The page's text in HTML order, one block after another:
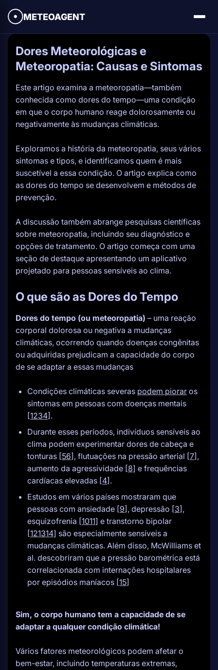
METEOAGENT
Dores Meteorológicas e
Meteoropatia: Causas e Sintomas
Este artigo examina a meteoropatia—também
conhecida como dores do tempo—uma condição
em que o corpo humano reage dolorosamente ou
negativamente às mudanças climáticas.
Exploramos a história da meteoropatia, seus vários
sintomas e tipos, e identificamos quem é mais
suscetível a essa condição. O artigo explica como
as dores do tempo se desenvolvem e métodos de
prevenção.
A discussão também abrange pesquisas científicas
sobre meteoropatia, incluindo seu diagnóstico e
opções de tratamento. O artigo começa com uma
seção de destaque apresentando um aplicativo
projetado para pessoas sensíveis ao clima.
O que são as Dores do Tempo
Dores do tempo (ou meteoropatia) – uma reação
corporal dolorosa ou negativa a mudanças
climáticas, ocorrendo quando doenças congênitas
ou adquiridas prejudicam a capacidade do corpo
de se adaptar a essas mudanças
Condições climáticas severas podem piorar os
sintomas em pessoas com doenças mentais
[1234].
Durante esses períodos, indivíduos sensíveis ao
clima podem experimentar dores de cabeça e
tonturas [56], flutuações na pressão arterial [7],
aumento da agressividade [8] e frequências
cardíacas elevadas [4].
Estudos em vários países mostraram que
pessoas com ansiedade [9], depressão [3],
esquizofrenia [1011] e transtorno bipolar
[121314] são especialmente sensíveis a
mudanças climáticas. Além disso, McWilliams et
al. descobriram que a pressão barométrica está
correlacionada com internações hospitalares
por episódios maníacos [15]
Sim, o corpo humano tem a capacidade de se
adaptar a qualquer condição climática!
Vários fatores meteorológicos podem afetar o
bem-estar, incluindo temperaturas extremas,